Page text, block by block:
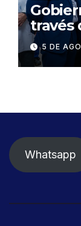
través
en 86
salud
5 DE
Whatsapp